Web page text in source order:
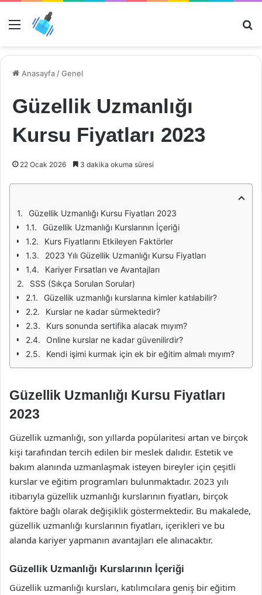
Menü
Anasayfa /Genel
Güzellik Uzmanlığı
Kursu Fiyatları 2023
22 Ocak 2026 3 dakika okuma süresi
Güzellik Uzmanlığı Kursu Fiyatları 2023
Güzellik Uzmanlığı Kurslarının İçeriği
Kurs Fiyatlarını Etkileyen Faktörler
2023 Yılı Güzellik Uzmanlığı Kursu Fiyatları
Kariyer Fırsatları ve Avantajları
SSS (Sıkça Sorulan Sorular)
Güzellik uzmanlığı kurslarına kimler katılabilir?
Kurslar ne kadar sürmektedir?
Kurs sonunda sertifika alacak mıyım?
Online kurslar ne kadar güvenilirdir?
Kendi işimi kurmak için ek bir eğitim almalı mıyım?
Güzellik Uzmanlığı Kursu Fiyatları
2023
Güzellik uzmanlığı, son yıllarda popülaritesi artan ve birçok
kişi tarafından tercih edilen bir meslek dalıdır. Estetik ve
bakım alanında uzmanlaşmak isteyen bireyler için çeşitli
kurslar ve eğitim programları bulunmaktadır. 2023 yılı
itibarıyla güzellik uzmanlığı kurslarının fiyatları, birçok
faktöre bağlı olarak değişiklik göstermektedir. Bu makalede,
güzellik uzmanlığı kurslarının fiyatları, içerikleri ve bu
alanda kariyer yapmanın avantajları ele alınacaktır.
Güzellik Uzmanlığı Kurslarının İçeriği
Güzellik uzmanlığı kursları, katılımcılara geniş bir eğitim